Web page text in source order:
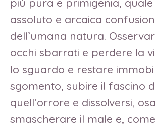
assoluto e arcaica
dell’umana natura.
occhi sbarrati e perdere la
lo sguardo e restare
sgomento, subire il fascino
quell’orrore e dissolversi,
smascherare il male e,